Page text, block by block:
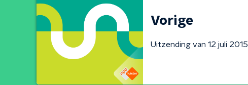
Vorige
Uitzending van 12 juli 2015